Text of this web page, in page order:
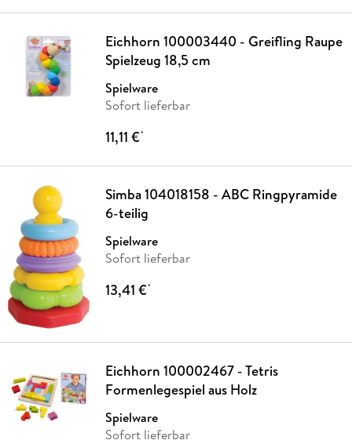
Eichhorn 100003440 - Greifling Raupe
Spielzeug 18,5 cm
Spielware
Sofort lieferbar
11,11 €*
Simba 104018158 - ABC Ringpyramide
6-teilig
Spielware
Sofort lieferbar
13,41 €*
Eichhorn 100002467 - Tetris
Formenlegespiel aus Holz
Spielware
Sofort lieferbar